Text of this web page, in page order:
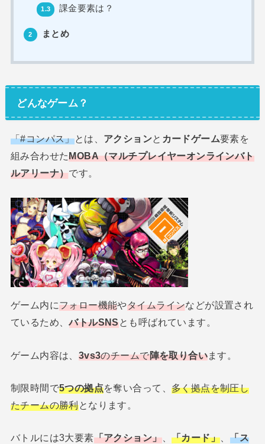
1.3 課金要素は？
2 まとめ
どんなゲーム？
「#コンパス」とは、 アクションと カードゲーム要素を
組み合わせたMOBA（マルチプレイヤーオンラインバト
ルアリーナ）です。
ゲーム内にフォロー機能やタイムラインなどが設置され
ているため、バトルSNSとも呼ばれています。
ゲーム内容は、 3vs3のチームで陣を取り合います。
制限時間で5つの拠点を奪い合って、 多く拠点を制圧し
たチームの勝利となります。
バトルには3大要素「アクション」、 「カード」
「ス